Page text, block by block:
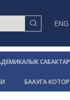
ENG
САБАКТАР
БААУГА